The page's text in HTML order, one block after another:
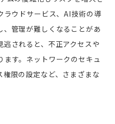
ラウドサービス、AI技術の導
、管理が難しくなることがあ
逃されると、不正アクセスや
す。ネットワークのセキュ
権限の設定など、さまざまな